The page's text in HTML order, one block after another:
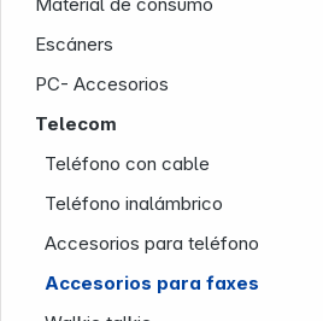
Escáners
PC- Accesorios
Telecom
Teléfono con cable
Teléfono inalámbrico
Accesorios para teléfono
Accesorios para faxes